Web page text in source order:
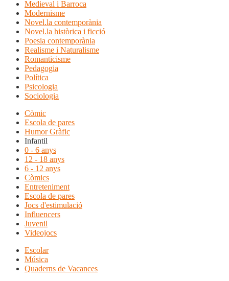
Medieval i Barroca
Modernisme
Novel.la contemporània
Novel.la històrica i ficció
Poesia contemporània
Realisme i Naturalisme
Romanticisme
Pedagogia
Política
Psicologia
Sociologia
Còmic
Escola de pares
Humor Gràfic
Infantil
0 - 6 anys
12 - 18 anys
6 - 12 anys
Còmics
Entreteniment
Escola de pares
Jocs d'estimulació
Influencers
Juvenil
Videojocs
Escolar
Música
Quaderns de Vacances